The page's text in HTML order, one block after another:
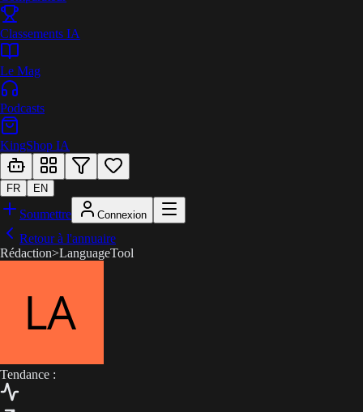
Classements IA
Le Mag
Podcasts
KingShop IA
FR EN
Soumettre Connexion
Retour à l'annuaire
Rédaction>LanguageTool
Tendance :